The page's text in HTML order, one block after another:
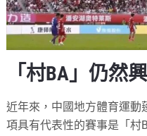
「村BA」仍然
近年來，中國地方體育運動
項具有代表性的賽事是「村